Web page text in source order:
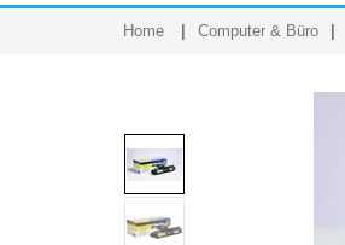
Home Computer & Büro